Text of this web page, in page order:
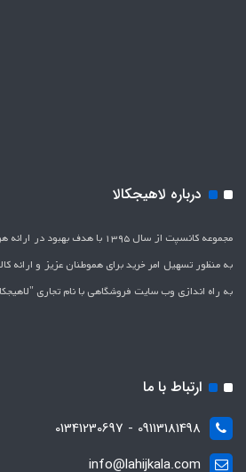
درباره لاهیجکالا
مجموعه کانسپت از سال 1395 با هدف
به منظور تسهیل امر خرید برای هموطنان عزیز و ارائه
به راه اندازی وب سایت فروشگاهی با نام تجاری
ارتباط با ما
09113181498 - 01341230697
info@lahijkala.com